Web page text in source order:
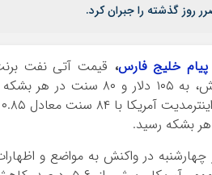
روز گذشته را جبران کرد.
پیام خلیج فارس،
معادل ۰.۷۴ درصد افزایش، به ۱۰۵ دلار
در واکنش به مواضع و